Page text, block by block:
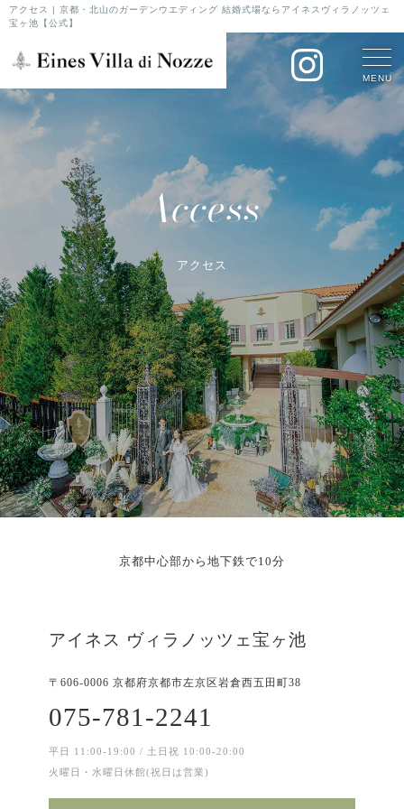
アクセス | 京都・北山のガーデンウエディング 結婚式場ならアイネスヴィラノッツェ
宝ヶ池【公式】
MENU
Access
アクセス
京都中心部から地下鉄で10分
アイネス ヴィラノッツェ宝ヶ池
〒606-0006 京都府京都市左京区岩倉西五田町38
075-781-2241
平日 11:00-19:00 / 土日祝 10:00-20:00
火曜日・水曜日休館(祝日は営業)